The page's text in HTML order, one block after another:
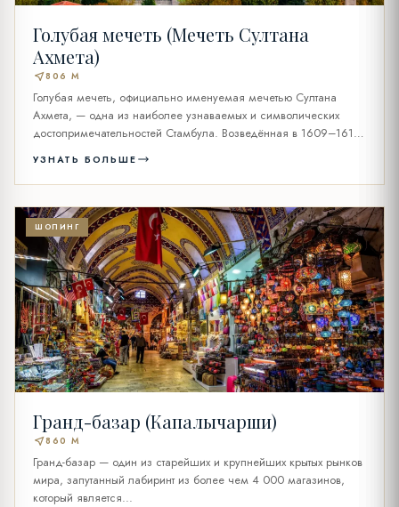
Голубая мечеть (Мечеть Султана
Ахмета)
near_me806 M
Голубая мечеть, официально именуемая мечетью Султана
Ахмета, — одна из наиболее узнаваемых и символических
достопримечательностей Стамбула. Возведённая в 1609–1617
УЗНАТЬ БОЛЬШЕ
ШОПИНГ
Гранд-базар (Капалычарши)
near_me860 M
Гранд-базар — один из старейших и крупнейших крытых рынков
мира, запутанный лабиринт из более чем 4 000 магазинов,
который является...